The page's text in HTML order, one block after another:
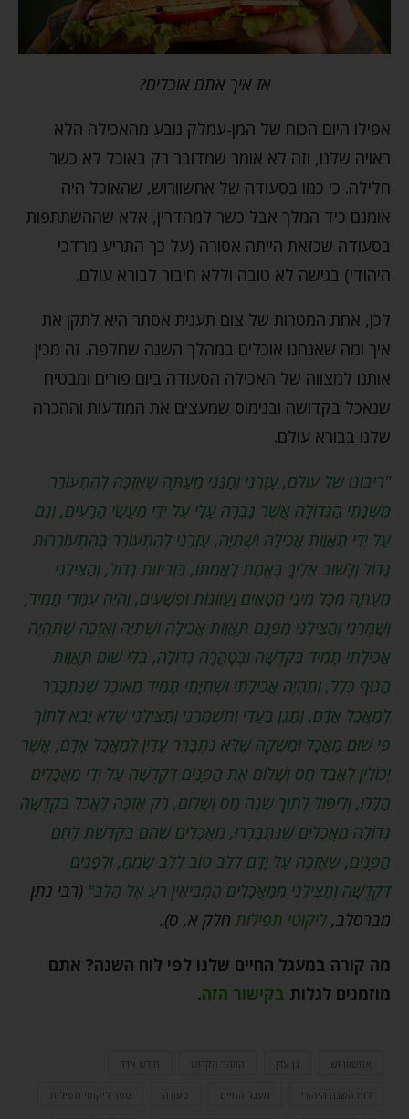
אז איך אתם אוכלים?
אפילו היום הכוח של המן-עמלק נובע מהאכילה הלא
ראויה שלנו, וזה לא אומר שמדובר רק באוכל לא כשר
חלילה. כי כמו בסעודה של אחשוורוש, שהאוכל היה
אומנם כיד המלך אבל כשר למהדרין, אלא שההשתתפות
בסעודה שכזאת הייתה אסורה (על כך התריע מרדכי
היהודי) בגישה לא טובה וללא חיבור לבורא עולם.
לכן, אחת המטרות של צום תענית אסתר היא לתקן את
איך ומה שאנחנו אוכלים במהלך השנה שחלפה. זה מכין
אותנו למצווה של האכילה הסעודה ביום פורים ומבטיח
שנאכל בקדושה ובנימוס שמעצים את המודעות וההכרה
שלנו בבורא עולם.
"ריבונו של עולם, עָזְרֵנִי וְחָנֵּנִי מֵעַתָּה שֶׁאֶזְכֶּה לְהִתְעוֹרֵר
מִשְּׁנָתִי הַגְּדוֹלָה אֲשֶׁר גָּבְרָה עָלַי עַל יְדֵי מַעֲשַׂי הָרָעִים, וְגַם
עַל יְדֵי תַאֲוַות אֲכִילָה וּשְׁתִיָּה, עָזְרֵנִי לְהִתְעוֹרֵר בְּהִתְעוֹרְרוּת
גָּדוֹל וְלָשׁוּב אֵלֶיךָ בֶּאֱמֶת לַאֲמִתּוֹ, בִּזְרִיזוּת גָּדוֹל, וְהַצִּילֵנִי
מֵעַתָּה מִכָּל מִינֵי חֲטָאִים וַעֲווֹנוֹת וּפְשָׁעִים, וֶהְיֵה עִמָּדִי תָמִיד,
וְשָׁמְרֵנִי וְהַצִּילֵנִי מִפְּגַם תַּאֲוַות אֲכִילָה וּשְׁתִיָּה וְאֶזְכֶּה שֶׁתִּהְיֶה
אֲכִילָתִי תָמִיד בִּקְדֻשָּׁה וּבְטָהֳרָה גְדוֹלָה, בְּלִי שׁוּם תַּאֲוַות
הַגּוּף כְּלָל, וְתִהְיֶה אֲכִילָתִי וּשְׁתִיָּתִי תָמִיד מֵאוכֶל שֶׁנִּתְבָּרֵר
לְמַאֲכַל אָדָם, וְתָגֵן בַּעֲדִי וְתִשְׁמְרֵנִי וְתַצִּילֵנִי שֶׁלֹּא יָבא לְתוֹךְ
פִּי שׁוּם מַאֲכָל וּמַשְׁקֶה שֶׁלֹּא נִתְבָּרֵר עֲדַיִן לְמַאֲכַל אָדָם, אֲשֶׁר
יְכוֹלִין לְאַבֵּד חַס וְשָׁלוֹם אֶת הַפָּנִים דִּקְדֻשָּׁה עַל יְדֵי מַאֲכָלִים
הַלָּלוּ, וְלִיפּול לְתוֹךְ שֵׁנָה חַס וְשָׁלוֹם, רַק אֶזְכֶּה לֶאֱכל בִּקְדֻשָּׁה
גְדוֹלָה מַאֲכָלִים שֶׁנִּתְבָּרְרוּ, מַאֲכָלִים שֶׁהֵם בִּקְדֻשַּׁת לֶחֶם
הַפָּנִים, שֶׁאֶזְכֶּה עַל יָדָם לְלֵב טוֹב לְלֵב שָׂמֵחַ, וּלְפָנִים
דִּקְדֻשָּׁה וְתַצִּילֵנִי מִמַּאֲכָלִים הַמְבִיאִין רעַ אֶל הַלֵּב" (רבי נתן
מברסלב, ליקוטי תפילות חלק א, ס).
מה קורה במעגל החיים שלנו לפי לוח השנה? אתם
מוזמנים לגלות בקישור הזה.
אחשוורוש הזוהר הקדוש חודש אדר
לוח השנה היהודי מעגל החיים סעודה ספר ליקוטי תפילות